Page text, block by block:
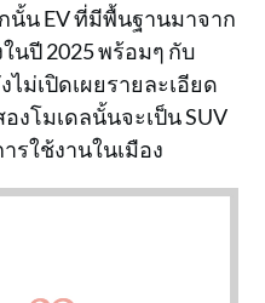
นั้น EV ที่มีพื้นฐานมาจาก
นปี 2025 พร้อมๆ กับ
ม่เปิดเผยรายละเอียด
งโมเดลนั้นจะเป็น SUV
รใช้งานในเมือง